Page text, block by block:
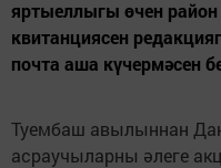
яртыеллыгы өчен
квитанциясен
почта аша күчермәсен
Туембаш авылыннан
асраучыларны әлеге